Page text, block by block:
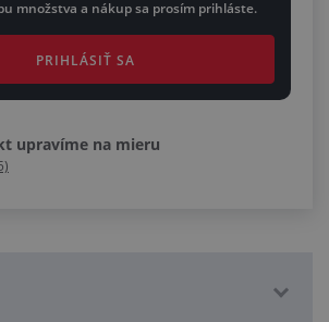
množstva a nákup sa prosím prihláste.
PRIHLÁSIŤ SA
upravíme na mieru